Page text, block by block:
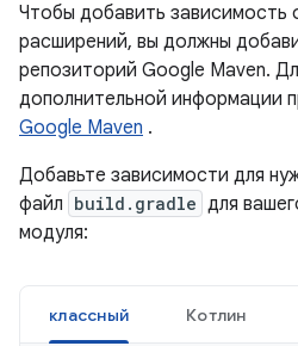
Чтобы добавить зависимость
расширений, вы должны
репозиторий Google Maven.
дополнительной информации
Google Maven .
Добавьте зависимости для
файл build.gradle для
модуля:
классный Котлин